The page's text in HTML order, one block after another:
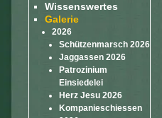
Wissenswertes
Galerie
2026
Schützenmarsch 2026
Jaggassen 2026
Patrozinium
Einsiedelei
Herz Jesu 2026
Kompanieschiessen